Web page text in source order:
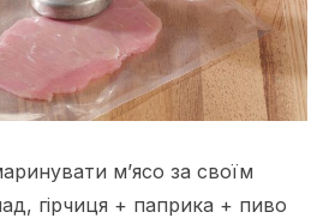
м’ясо за своїм
гірчиця + паприка + пиво